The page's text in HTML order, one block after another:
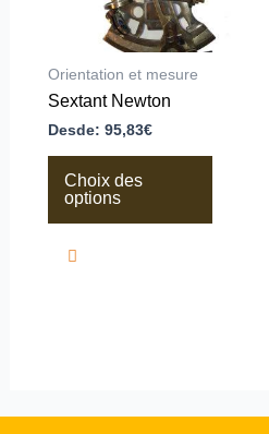
Orientation et mesure
Sextant Newton
Desde: 95,83€
Choix des
options
choisies
la
du
produit